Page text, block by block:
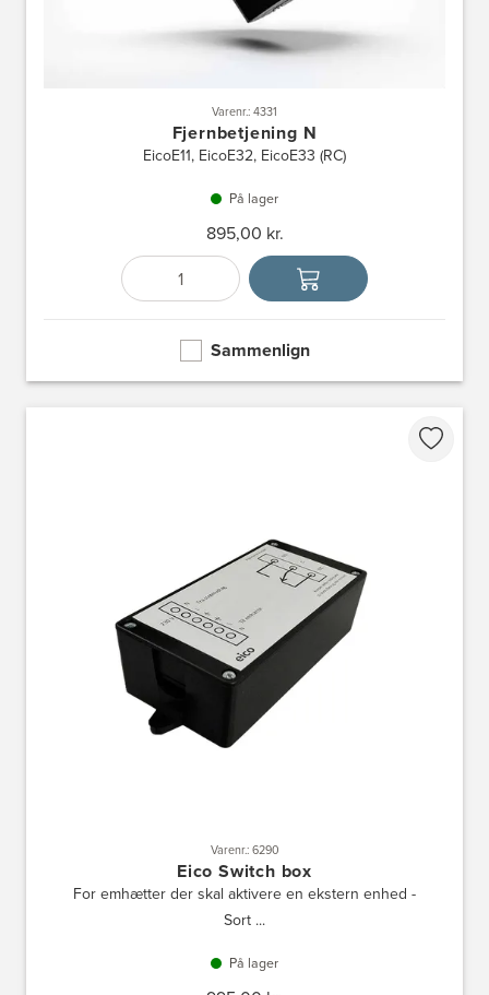
Varenr.: 4331
Fjernbetjening N
EicoE11, EicoE32, EicoE33 (RC)
På lager
895,00 kr.
Antal
Vælg enhed
Sammenlign
Varenr.: 6290
Eico Switch box
For emhætter der skal aktivere en ekstern enhed -
Sort ...
På lager